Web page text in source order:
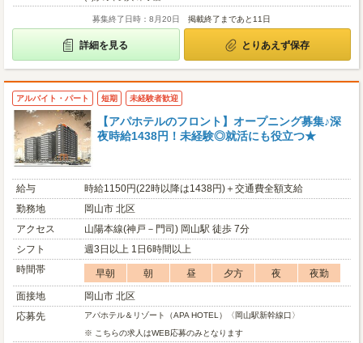
募集終了日時：8月20日 掲載終了まであと11日
詳細を見る とりあえず保存
アルバイト・パート 短期 未経験者歓迎
【アパホテルのフロント】オープニング募集♪深
夜時給1438円！未経験◎就活にも役立つ★
給与
時給1150円(22時以降は1438円)＋交通費全額支給
勤務地
岡山市 北区
アクセス
山陽本線(神戸－門司) 岡山駅 徒歩 7分
シフト
週3日以上 1日6時間以上
時間帯
早朝 朝 昼 夕方 夜
夜勤
面接地
岡山市 北区
応募先
アパホテル＆リゾート（APA HOTEL）〈岡山駅新幹線口〉
※ こちらの求人はWEB応募のみとなります